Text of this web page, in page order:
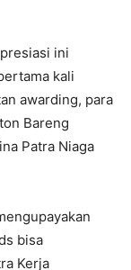
ini
kali
awarding, para
Bareng
Patra Niaga
bisa
Kerja